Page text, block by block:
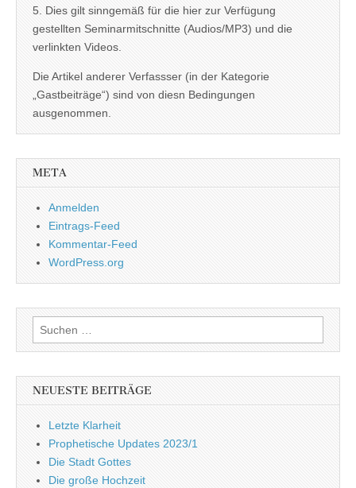
5. Dies gilt sinngemäß für die hier zur Verfügung
gestellten Seminarmitschnitte (Audios/MP3) und die
verlinkten Videos.
Die Artikel anderer Verfassser (in der Kategorie
„Gastbeiträge“) sind von diesn Bedingungen
ausgenommen.
META
Anmelden
Eintrags-Feed
Kommentar-Feed
WordPress.org
Suchen
nach:
NEUESTE BEITRÄGE
Letzte Klarheit
Prophetische Updates 2023/1
Die Stadt Gottes
Die große Hochzeit